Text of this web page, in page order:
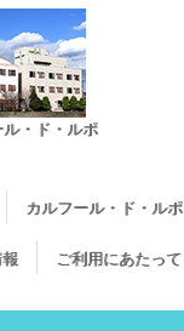
ル・ド・ルポ
カルフール・ド・ルポ
ご利用にあたって